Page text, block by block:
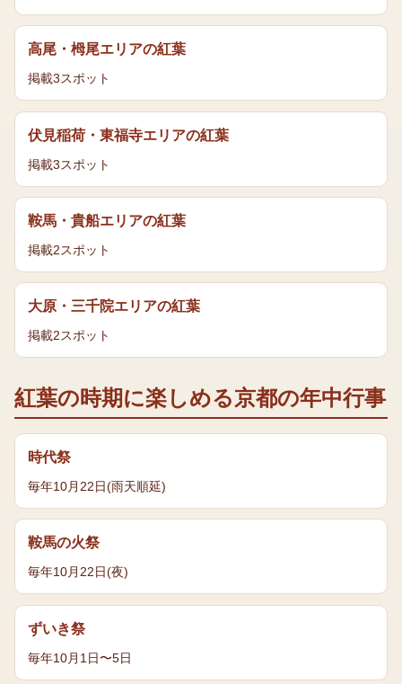
高尾・栂尾エリアの紅葉
掲載3スポット
伏見稲荷・東福寺エリアの紅葉
掲載3スポット
鞍馬・貴船エリアの紅葉
掲載2スポット
大原・三千院エリアの紅葉
掲載2スポット
紅葉の時期に楽しめる京都の年中行事
時代祭
毎年10月22日(雨天順延)
鞍馬の火祭
毎年10月22日(夜)
ずいき祭
毎年10月1日〜5日